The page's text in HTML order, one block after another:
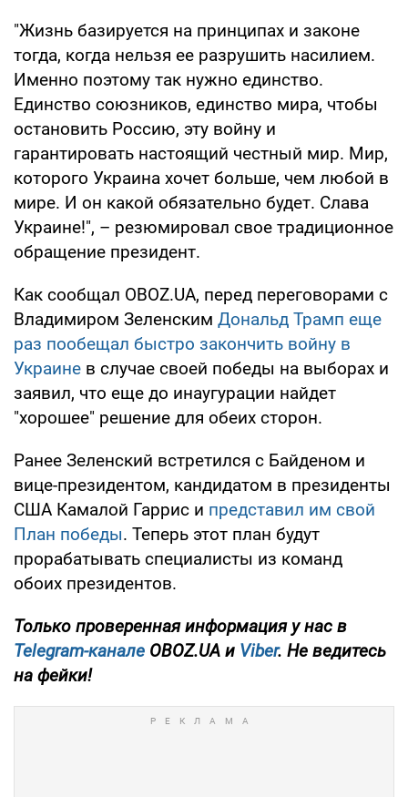
"Жизнь базируется на принципах и законе
тогда, когда нельзя ее разрушить насилием.
Именно поэтому так нужно единство.
Единство союзников, единство мира, чтобы
остановить Россию, эту войну и
гарантировать настоящий честный мир. Мир,
которого Украина хочет больше, чем любой в
мире. И он какой обязательно будет. Слава
Украине!", – резюмировал свое традиционное
обращение президент.
Как сообщал OBOZ.UA, перед переговорами с
Владимиром Зеленским Дональд Трамп еще
раз пообещал быстро закончить войну в
Украине в случае своей победы на выборах и
заявил, что еще до инаугурации найдет
"хорошее" решение для обеих сторон.
Ранее Зеленский встретился с Байденом и
вице-президентом, кандидатом в президенты
США Камалой Гаррис и представил им свой
План победы. Теперь этот план будут
прорабатывать специалисты из команд
обоих президентов.
Только проверенная информация у нас в
Telegram-канале OBOZ.UA и Viber. Не ведитесь
на фейки!